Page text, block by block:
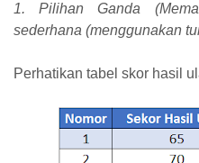
1. Pilihan Ganda
sederhana (menggunakan
Perhatikan tabel skor hasil